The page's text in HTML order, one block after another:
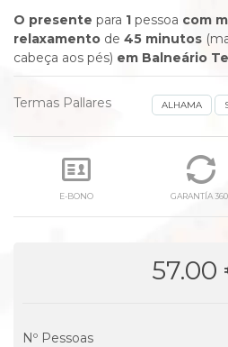
O presente para 1 pessoa com
relaxamento de 45 minutos
cabeça aos pés) em Balneário
Termas Pallares ALHAMA
E-BONO GARANTÍA
57.00
Nº Pessoas